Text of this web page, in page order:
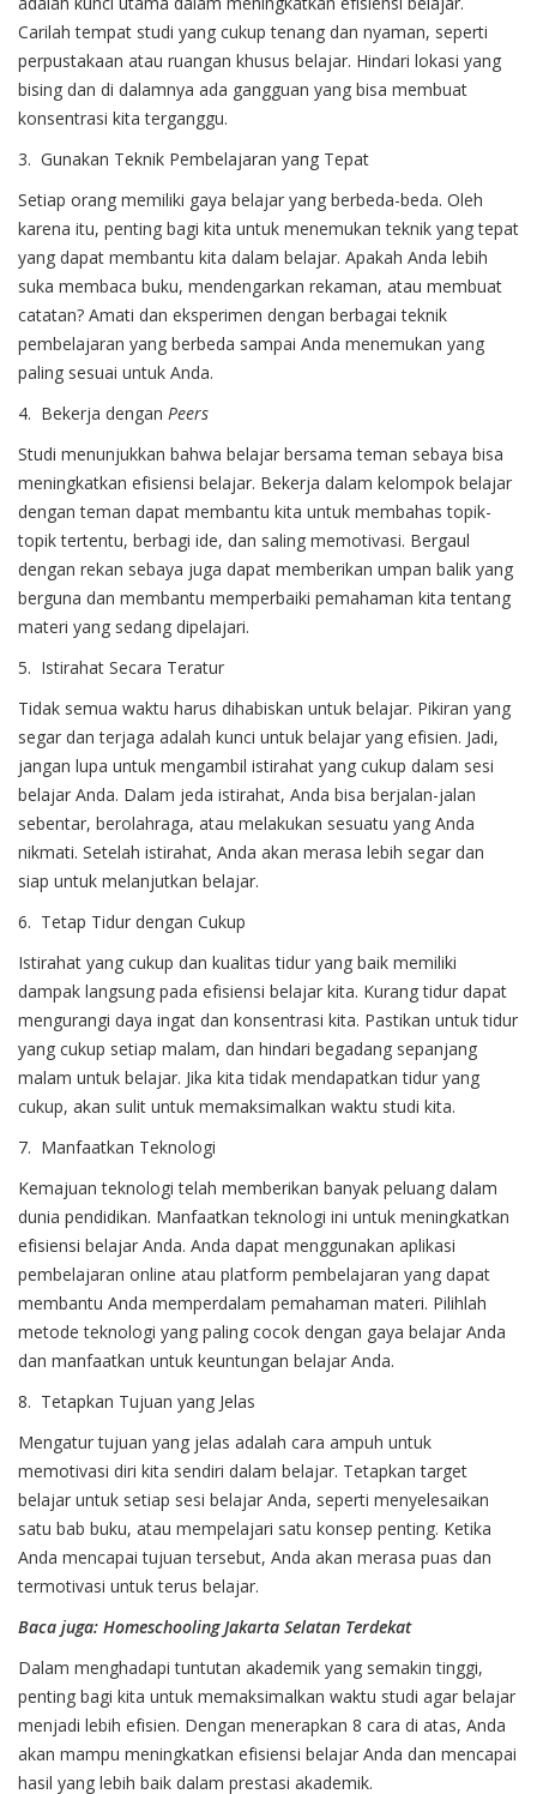
Carilah tempat studi yang cukup tenang dan nyaman, seperti
perpustakaan atau ruangan khusus belajar. Hindari lokasi yang
bising dan di dalamnya ada gangguan yang bisa membuat
konsentrasi kita terganggu.
3. Gunakan Teknik Pembelajaran yang Tepat
Setiap orang memiliki gaya belajar yang berbeda-beda. Oleh
karena itu, penting bagi kita untuk menemukan teknik yang tepat
yang dapat membantu kita dalam belajar. Apakah Anda lebih
suka membaca buku, mendengarkan rekaman, atau membuat
catatan? Amati dan eksperimen dengan berbagai teknik
pembelajaran yang berbeda sampai Anda menemukan yang
paling sesuai untuk Anda.
4. Bekerja dengan Peers
Studi menunjukkan bahwa belajar bersama teman sebaya bisa
meningkatkan efisiensi belajar. Bekerja dalam kelompok belajar
dengan teman dapat membantu kita untuk membahas topik-
topik tertentu, berbagi ide, dan saling memotivasi. Bergaul
dengan rekan sebaya juga dapat memberikan umpan balik yang
berguna dan membantu memperbaiki pemahaman kita tentang
materi yang sedang dipelajari.
5. Istirahat Secara Teratur
Tidak semua waktu harus dihabiskan untuk belajar. Pikiran yang
segar dan terjaga adalah kunci untuk belajar yang efisien. Jadi,
jangan lupa untuk mengambil istirahat yang cukup dalam sesi
belajar Anda. Dalam jeda istirahat, Anda bisa berjalan-jalan
sebentar, berolahraga, atau melakukan sesuatu yang Anda
nikmati. Setelah istirahat, Anda akan merasa lebih segar dan
siap untuk melanjutkan belajar.
6. Tetap Tidur dengan Cukup
Istirahat yang cukup dan kualitas tidur yang baik memiliki
dampak langsung pada efisiensi belajar kita. Kurang tidur dapat
mengurangi daya ingat dan konsentrasi kita. Pastikan untuk tidur
yang cukup setiap malam, dan hindari begadang sepanjang
malam untuk belajar. Jika kita tidak mendapatkan tidur yang
cukup, akan sulit untuk memaksimalkan waktu studi kita.
7. Manfaatkan Teknologi
Kemajuan teknologi telah memberikan banyak peluang dalam
dunia pendidikan. Manfaatkan teknologi ini untuk meningkatkan
efisiensi belajar Anda. Anda dapat menggunakan aplikasi
pembelajaran online atau platform pembelajaran yang dapat
membantu Anda memperdalam pemahaman materi. Pilihlah
metode teknologi yang paling cocok dengan gaya belajar Anda
dan manfaatkan untuk keuntungan belajar Anda.
8. Tetapkan Tujuan yang Jelas
Mengatur tujuan yang jelas adalah cara ampuh untuk
memotivasi diri kita sendiri dalam belajar. Tetapkan target
belajar untuk setiap sesi belajar Anda, seperti menyelesaikan
satu bab buku, atau mempelajari satu konsep penting. Ketika
Anda mencapai tujuan tersebut, Anda akan merasa puas dan
termotivasi untuk terus belajar.
Baca juga: Homeschooling Jakarta Selatan Terdekat
Dalam menghadapi tuntutan akademik yang semakin tinggi,
penting bagi kita untuk memaksimalkan waktu studi agar belajar
menjadi lebih efisien. Dengan menerapkan 8 cara di atas, Anda
akan mampu meningkatkan efisiensi belajar Anda dan mencapai
hasil yang lebih baik dalam prestasi akademik.